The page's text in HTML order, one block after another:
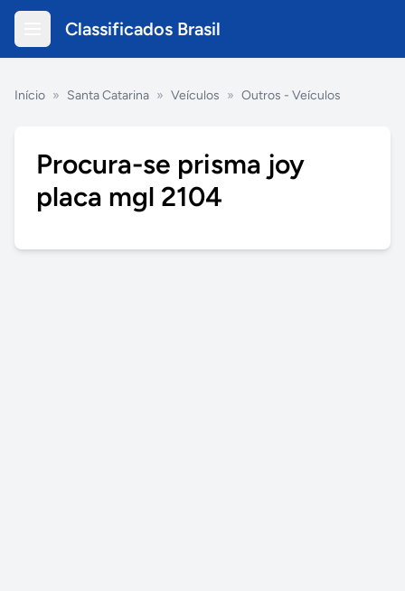
Classificados Brasil
Início » Santa Catarina » Veículos » Outros - Veículos
Procura-se prisma joy
placa mgl 2104